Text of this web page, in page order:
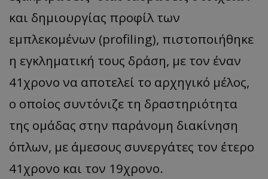
και δημιουργίας προφίλ των
εμπλεκομένων (profiling), πιστοποιήθηκε
η εγκληματική τους δράση, με τον έναν
41χρονο να αποτελεί το αρχηγικό μέλος,
ο οποίος συντόνιζε τη δραστηριότητα
της ομάδας στην παράνομη διακίνηση
όπλων, με άμεσους συνεργάτες τον έτερο
41χρονο και τον 19χρονο.